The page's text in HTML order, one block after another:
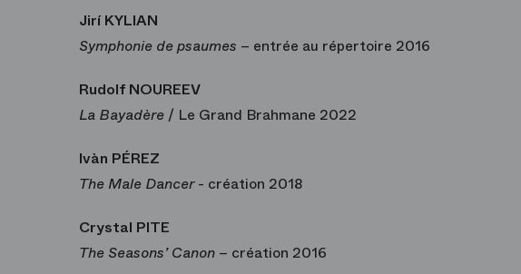
Jirí KYLIAN
Symphonie de psaumes – entrée au répertoire 2016
Rudolf NOUREEV
La Bayadère / Le Grand Brahmane 2022
Ivàn PÉREZ
The Male Dancer- création 2018
Crystal PITE
The Seasons’ Canon – création 2016